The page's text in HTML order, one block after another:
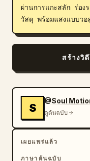
ผ่านการแกะสลัก ร่อง
วัสดุ พร้อมแสงแบบวอ
สร้างวิ
S
@Soul
ดูต้นฉบับ
เผยแพร่แล้ว
ภาษาต้นฉบับ